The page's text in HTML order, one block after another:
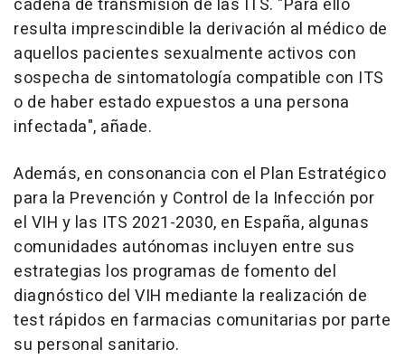
cadena de transmisión de las ITS. "Para ello
resulta imprescindible la derivación al médico de
aquellos pacientes sexualmente activos con
sospecha de sintomatología compatible con ITS
o de haber estado expuestos a una persona
infectada", añade.
Además, en consonancia con el Plan Estratégico
para la Prevención y Control de la Infección por
el VIH y las ITS 2021-2030, en España, algunas
comunidades autónomas incluyen entre sus
estrategias los programas de fomento del
diagnóstico del VIH mediante la realización de
test rápidos en farmacias comunitarias por parte
su personal sanitario.